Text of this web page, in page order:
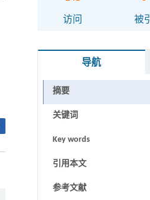
访问 被引
导航
摘要
关键词
Key words
引用本文
参考文献